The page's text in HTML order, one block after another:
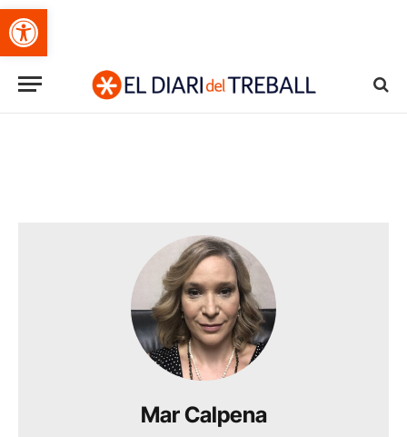
Obre la barra d'eines
Mar Calpena